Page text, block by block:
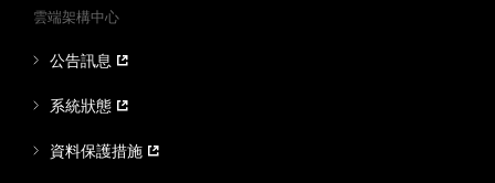
雲端架構中心
公告訊息
系統狀態
資料保護措施